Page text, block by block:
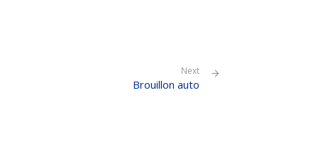
Next
Brouillon auto